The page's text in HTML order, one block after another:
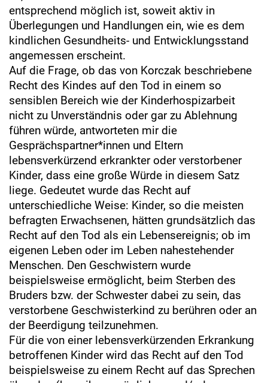
entsprechend möglich ist, soweit aktiv in
Überlegungen und Handlungen ein, wie es dem
kindlichen Gesundheits- und Entwicklungsstand
angemessen erscheint.
Auf die Frage, ob das von Korczak beschriebene
Recht des Kindes auf den Tod in einem so
sensiblen Bereich wie der Kinderhospizarbeit
nicht zu Unverständnis oder gar zu Ablehnung
führen würde, antworteten mir die
Gesprächspartner*innen und Eltern
lebensverkürzend erkrankter oder verstorbener
Kinder, dass eine große Würde in diesem Satz
liege. Gedeutet wurde das Recht auf
unterschiedliche Weise: Kinder, so die meisten
befragten Erwachsenen, hätten grundsätzlich das
Recht auf den Tod als ein Lebensereignis; ob im
eigenen Leben oder im Leben nahestehender
Menschen. Den Geschwistern wurde
beispielsweise ermöglicht, beim Sterben des
Bruders bzw. der Schwester dabei zu sein, das
verstorbene Geschwisterkind zu berühren oder an
der Beerdigung teilzunehmen.
Für die von einer lebensverkürzenden Erkrankung
betroffenen Kinder wird das Recht auf den Tod
beispielsweise zu einem Recht auf das Sprechen